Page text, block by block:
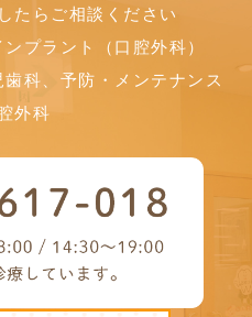
たら ご相談ください
プラント（口腔外科）
科、予防・メンテナンス
外科